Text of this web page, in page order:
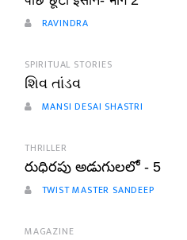
RAVINDRA
SPIRITUAL STORIES
શિવ તાંડવ
MANSI DESAI SHASTRI
THRILLER
రుధిరపు అడుగులలో - 5
TWIST MASTER SANDEEP
MAGAZINE